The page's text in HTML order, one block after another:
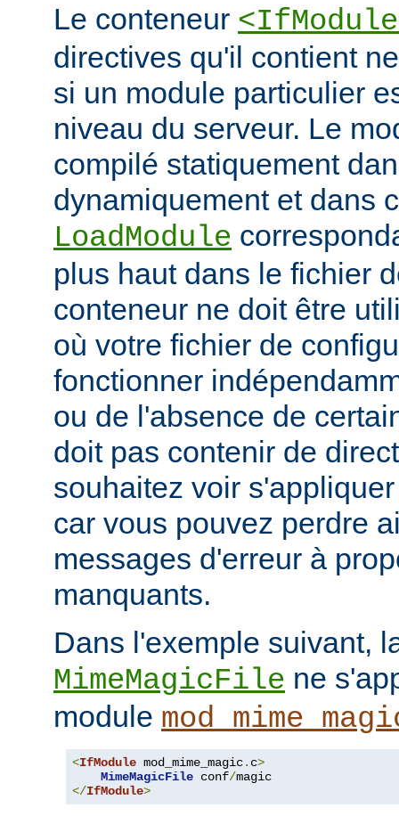
Le conteneur
directives qu'il contient
si un module particulier
niveau du serveur. Le
compilé statiquement
dynamiquement et dans
LoadModule
plus haut dans le fichier
conteneur ne doit être
où votre fichier de
fonctionner
ou de l'absence de
doit pas contenir de
souhaitez voir
car vous pouvez perdre
messages d'erreur à
manquants.
Dans l'exemple suivant,
MimeMagicFile ne
module
<IfModule mod_mime_magic. c>
MimeMagicFile conf/
</IfModule>